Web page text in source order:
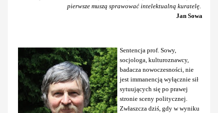
pierwsze muszą sprawować intelektualną kuratelę.
Jan Sowa
Sentencja prof. Sowy,
socjologa, kulturoznawcy,
badacza nowoczesności, nie
jest immanencją wyłącznie sił
sytuujących się po prawej
stronie sceny politycznej.
Zwłaszcza dziś, gdy w wyniku